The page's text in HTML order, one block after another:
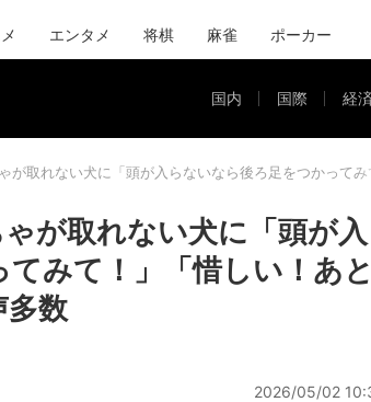
エンタメ 将棋 麻雀 ポーカー
国内 国際 経
が取れない犬に「頭が入らないなら後ろ足をつかって
が取れない犬に「頭が入
みて！」「惜しい！あと
多数
2026/05/02